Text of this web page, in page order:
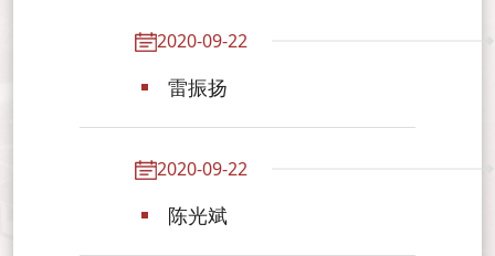
2020-09-22
雷振扬
2020-09-22
陈光斌